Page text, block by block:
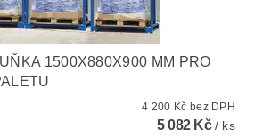
1500X880X900 MM PRO
4 200 Kč bez DPH
5 082 Kč/ ks